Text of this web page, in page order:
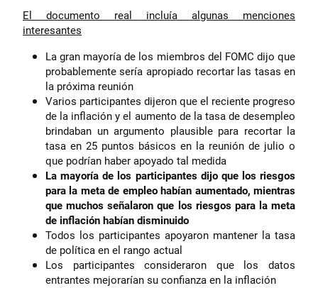
El documento real incluía algunas menciones
interesantes
La gran mayoría de los miembros del FOMC dijo que
probablemente sería apropiado recortar las tasas en
la próxima reunión
Varios participantes dijeron que el reciente progreso
de la inflación y el aumento de la tasa de desempleo
brindaban un argumento plausible para recortar la
tasa en 25 puntos básicos en la reunión de julio o
que podrían haber apoyado tal medida
La mayoría de los participantes dijo que los riesgos
para la meta de empleo habían aumentado, mientras
que muchos señalaron que los riesgos para la meta
de inflación habían disminuido
Todos los participantes apoyaron mantener la tasa
de política en el rango actual
Los participantes consideraron que los datos
entrantes mejorarían su confianza en la inflación